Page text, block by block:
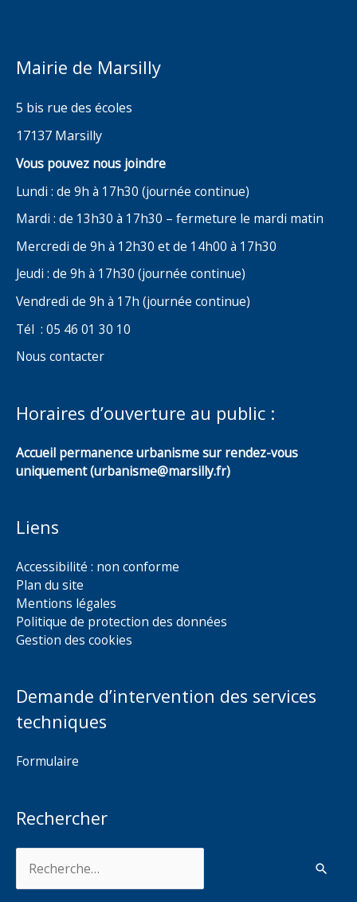
Mairie de Marsilly
5 bis rue des écoles
17137 Marsilly
Vous pouvez nous joindre
Lundi : de 9h à 17h30 (journée continue)
Mardi : de 13h30 à 17h30 – fermeture le mardi matin
Mercredi de 9h à 12h30 et de 14h00 à 17h30
Jeudi : de 9h à 17h30 (journée continue)
Vendredi de 9h à 17h (journée continue)
Tél : 05 46 01 30 10
Nous contacter
Horaires d’ouverture au public :
Accueil permanence urbanisme sur rendez-vous
uniquement (urbanisme@marsilly.fr)
Liens
Accessibilité : non conforme
Plan du site
Mentions légales
Politique de protection des données
Gestion des cookies
Demande d’intervention des services
techniques
Formulaire
Rechercher